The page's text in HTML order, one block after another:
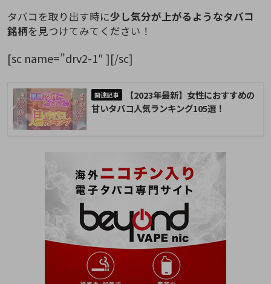
タバコを取り出す時に少し気分が上がるようなタバコ
銘柄を見つけてみてください！
[sc name=”drv2-1″ ][/sc]
【2023年最新】女性におすすめの
甘いタバコ人気ランキング105選！